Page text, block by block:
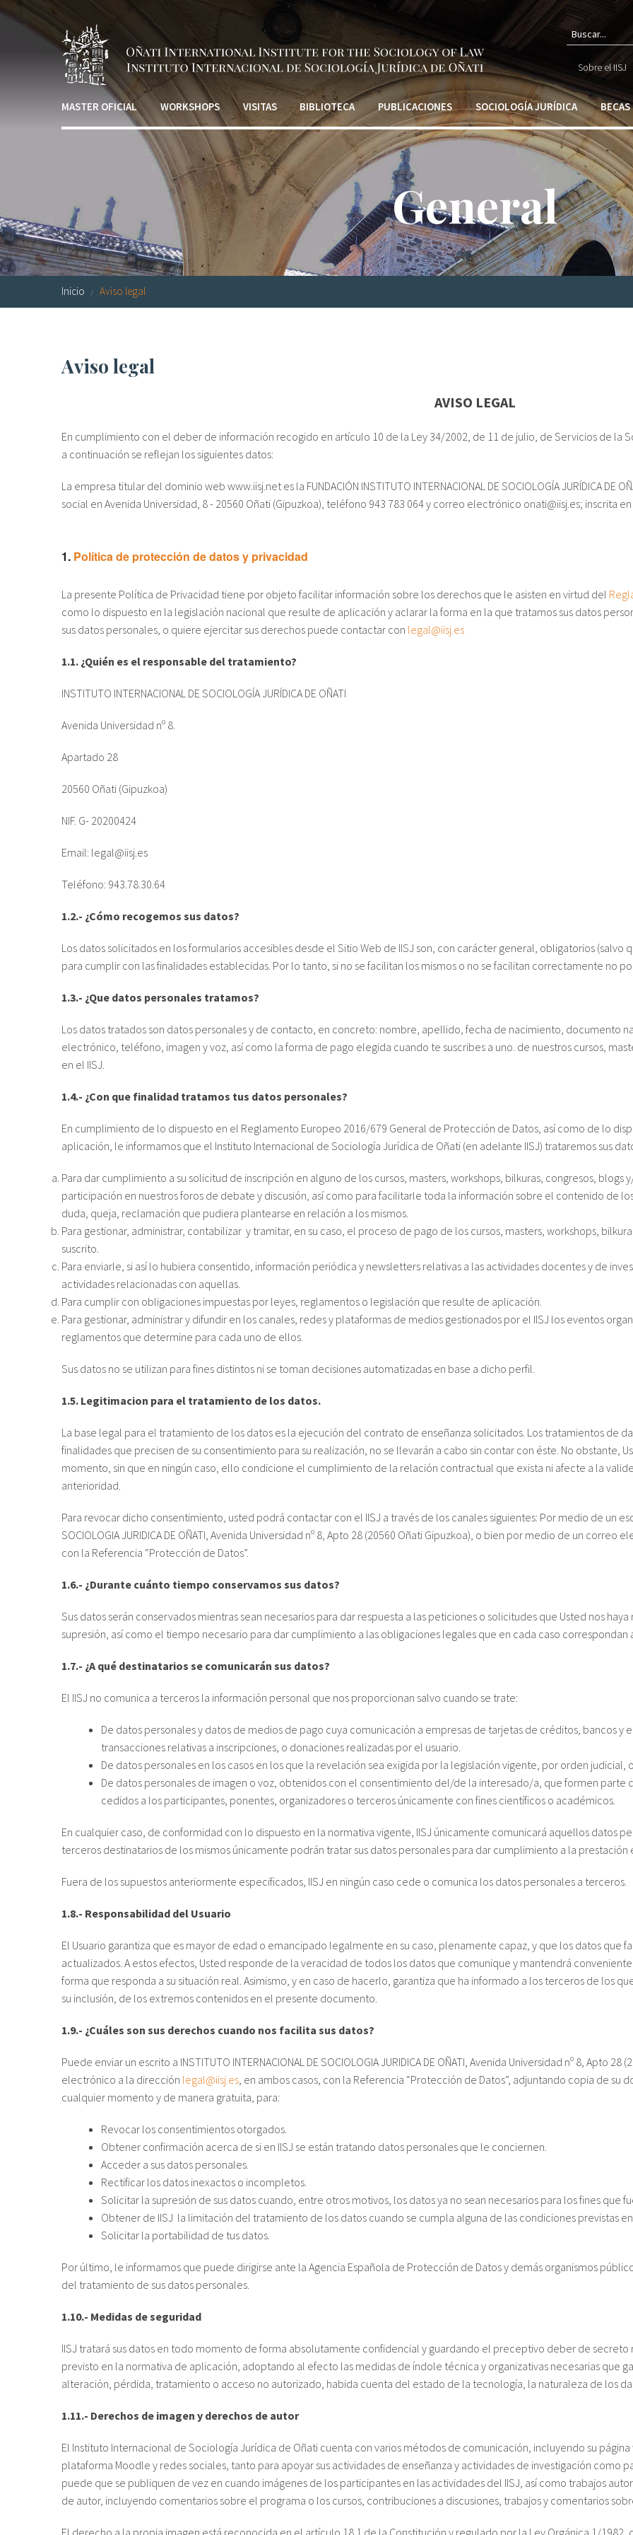
Pasar al contenido principal
de
Sobre el IISJ
MASTER OFICIAL WORKSHOPS VISITAS BIBLIOTECA PUBLICACIONES SOCIOLOGÍA JURÍDICA BECAS
General
Inicio Aviso legal
Aviso legal
AVISO LEGAL
En cumplimiento con el deber de información recogido en artículo 10 de la Ley 34/2002, de 11 de julio, de Servicios de la
a continuación se reflejan los siguientes datos:
La empresa titular del dominio web www.iisj.net es la FUNDACIÓN INSTITUTO INTERNACIONAL DE SOCIOLOGÍA JURÍDICA DE
social en Avenida Universidad, 8 - 20560 Oñati (Gipuzkoa), teléfono 943 783 064 y correo electrónico onati@iisj.es; inscrita
1. Política de protección de datos y privacidad
La presente Política de Privacidad tiene por objeto facilitar información sobre los derechos que le asisten en virtud del
como lo dispuesto en la legislación nacional que resulte de aplicación y aclarar la forma en la que tratamos sus datos
sus datos personales, o quiere ejercitar sus derechos puede contactar con legal@iisj.es
1.1. ¿Quién es el responsable del tratamiento?
INSTITUTO INTERNACIONAL DE SOCIOLOGÍA JURÍDICA DE OÑATI
Avenida Universidad nº 8.
Apartado 28
20560 Oñati (Gipuzkoa)
NIF. G- 20200424
Email: legal@iisj.es
Teléfono: 943.78.30.64
1.2.- ¿Cómo recogemos sus datos?
Los datos solicitados en los formularios accesibles desde el Sitio Web de IISJ son, con carácter general, obligatorios
para cumplir con las finalidades establecidas. Por lo tanto, si no se facilitan los mismos o no se facilitan correctamente no
1.3.- ¿Que datos personales tratamos?
Los datos tratados son datos personales y de contacto, en concreto: nombre, apellido, fecha de nacimiento, documento
electrónico, teléfono, imagen y voz, así como la forma de pago elegida cuando te suscribes a uno. de nuestros cursos,
en el IISJ.
1.4.- ¿Con que finalidad tratamos tus datos personales?
En cumplimiento de lo dispuesto en el Reglamento Europeo 2016/679 General de Protección de Datos, así como de lo
aplicación, le informamos que el Instituto Internacional de Sociología Jurídica de Oñati (en adelante IISJ) trataremos sus
Para dar cumplimiento a su solicitud de inscripción en alguno de los cursos, masters, workshops, bilkuras, congresos, blogs
participación en nuestros foros de debate y discusión, así como para facilitarle toda la información sobre el contenido de
duda, queja, reclamación que pudiera plantearse en relación a los mismos.
Para gestionar, administrar, contabilizar y tramitar, en su caso, el proceso de pago de los cursos, masters, workshops,
suscrito.
Para enviarle, si así lo hubiera consentido, información periódica y newsletters relativas a las actividades docentes y de
actividades relacionadas con aquellas.
Para cumplir con obligaciones impuestas por leyes, reglamentos o legislación que resulte de aplicación.
Para gestionar, administrar y difundir en los canales, redes y plataformas de medios gestionados por el IISJ los eventos
reglamentos que determine para cada uno de ellos.
Sus datos no se utilizan para fines distintos ni se toman decisiones automatizadas en base a dicho perfil.
1.5. Legitimacion para el tratamiento de los datos.
La base legal para el tratamiento de los datos es la ejecución del contrato de enseñanza solicitados. Los tratamientos de
finalidades que precisen de su consentimiento para su realización, no se llevarán a cabo sin contar con éste. No obstante,
momento, sin que en ningún caso, ello condicione el cumplimiento de la relación contractual que exista ni afecte a la
anterioridad.
Para revocar dicho consentimiento, usted podrá contactar con el IISJ a través de los canales siguientes: Por medio de un
SOCIOLOGIA JURIDICA DE OÑATI, Avenida Universidad nº 8, Apto 28 (20560 Oñati Gipuzkoa), o bien por medio de un correo
con la Referencia “Protección de Datos”.
1.6.- ¿Durante cuánto tiempo conservamos sus datos?
Sus datos serán conservados mientras sean necesarios para dar respuesta a las peticiones o solicitudes que Usted nos
supresión, así como el tiempo necesario para dar cumplimiento a las obligaciones legales que en cada caso
1.7.- ¿A qué destinatarios se comunicarán sus datos?
El IISJ no comunica a terceros la información personal que nos proporcionan salvo cuando se trate:
De datos personales y datos de medios de pago cuya comunicación a empresas de tarjetas de créditos, bancos y
transacciones relativas a inscripciones, o donaciones realizadas por el usuario.
De datos personales en los casos en los que la revelación sea exigida por la legislación vigente, por orden
De datos personales de imagen o voz, obtenidos con el consentimiento del/de la interesado/a, que formen parte
cedidos a los participantes, ponentes, organizadores o terceros únicamente con fines científicos o académicos.
En cualquier caso, de conformidad con lo dispuesto en la normativa vigente, IISJ únicamente comunicará aquellos datos
terceros destinatarios de los mismos únicamente podrán tratar sus datos personales para dar cumplimiento a la prestación
Fuera de los supuestos anteriormente especificados, IISJ en ningún caso cede o comunica los datos personales a terceros.
1.8.- Responsabilidad del Usuario
El Usuario garantiza que es mayor de edad o emancipado legalmente en su caso, plenamente capaz, y que los datos que
actualizados. A estos efectos, Usted responde de la veracidad de todos los datos que comunique y mantendrá
forma que responda a su situación real. Asimismo, y en caso de hacerlo, garantiza que ha informado a los terceros de los
su inclusión, de los extremos contenidos en el presente documento.
1.9.- ¿Cuáles son sus derechos cuando nos facilita sus datos?
Puede enviar un escrito a INSTITUTO INTERNACIONAL DE SOCIOLOGIA JURIDICA DE OÑATI, Avenida Universidad nº 8, Apto
electrónico a la dirección legal@iisj.es, en ambos casos, con la Referencia “Protección de Datos”, adjuntando copia de
cualquier momento y de manera gratuita, para:
Revocar los consentimientos otorgados.
Obtener confirmación acerca de si en IISJ se están tratando datos personales que le conciernen.
Acceder a sus datos personales.
Rectificar los datos inexactos o incompletos.
Solicitar la supresión de sus datos cuando, entre otros motivos, los datos ya no sean necesarios para los fines que
Obtener de IISJ la limitación del tratamiento de los datos cuando se cumpla alguna de las condiciones previstas
Solicitar la portabilidad de tus datos.
Por último, le informamos que puede dirigirse ante la Agencia Española de Protección de Datos y demás organismos
del tratamiento de sus datos personales.
1.10.- Medidas de seguridad
IISJ tratará sus datos en todo momento de forma absolutamente confidencial y guardando el preceptivo deber de
previsto en la normativa de aplicación, adoptando al efecto las medidas de índole técnica y organizativas necesarias que
alteración, pérdida, tratamiento o acceso no autorizado, habida cuenta del estado de la tecnología, la naturaleza de los
1.11.- Derechos de imagen y derechos de autor
El Instituto Internacional de Sociología Jurídica de Oñati cuenta con varios métodos de comunicación, incluyendo su
plataforma Moodle y redes sociales, tanto para apoyar sus actividades de enseñanza y actividades de investigación como
puede que se publiquen de vez en cuando imágenes de los participantes en las actividades del IISJ, así como trabajos
de autor, incluyendo comentarios sobre el programa o los cursos, contribuciones a discusiones, trabajos y comentarios